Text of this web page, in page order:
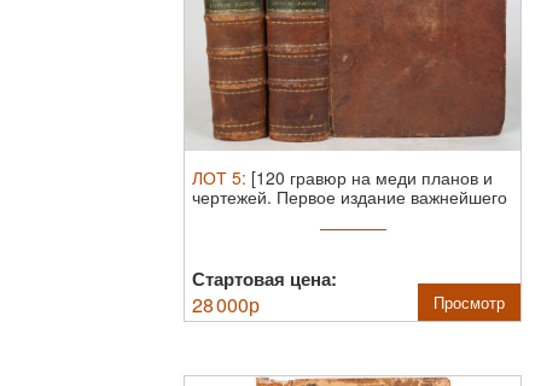
ЛОТ 5: [120 гравюр на меди планов и
чертежей. Первое издание важнейшего
Стартовая цена:
28 000р Просмотр